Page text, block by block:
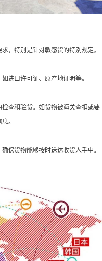
，特别是针对敏感货的特别规定。
进口许可证、原产地证明等。
查和验货。如货物被海关查扣或要
。
保货物能够按时送达收货人手中。